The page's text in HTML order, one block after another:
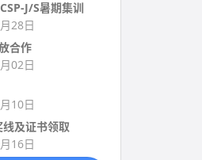
J/S暑期集训
28日
合作
02日
10日
及证书领取
16日